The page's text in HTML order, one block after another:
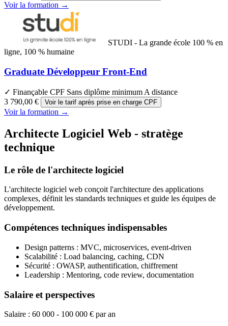
Voir la formation →
STUDI - La grande école 100 % en
ligne, 100 % humaine
Graduate Développeur Front-End
✓ Finançable CPF Sans diplôme minimum A distance
3 790,00 €
Voir le tarif après prise en charge CPF
Voir la formation →
Architecte Logiciel Web - stratège
technique
Le rôle de l'architecte logiciel
L'architecte logiciel web conçoit l'architecture des applications
complexes, définit les standards techniques et guide les équipes de
développement.
Compétences techniques indispensables
Design patterns : MVC, microservices, event-driven
Scalabilité : Load balancing, caching, CDN
Sécurité : OWASP, authentification, chiffrement
Leadership : Mentoring, code review, documentation
Salaire et perspectives
Salaire : 60 000 - 100 000 € par an